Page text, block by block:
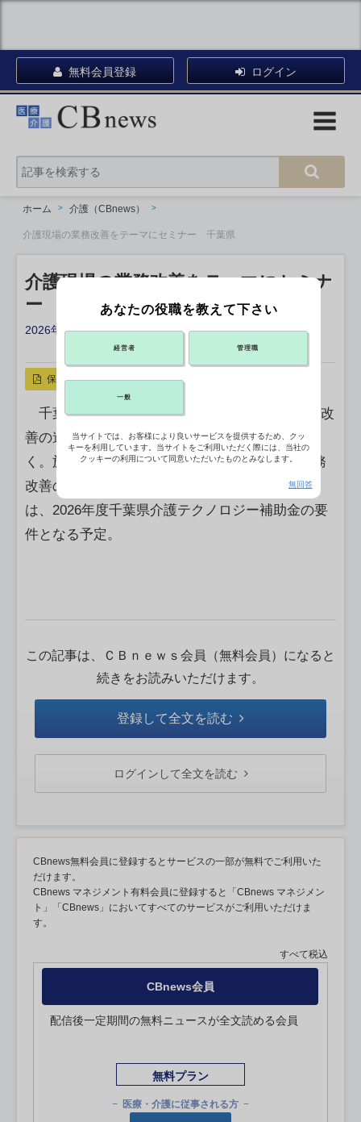
無料会員登録 ログイン
ホーム 介護（CBnews）
介護現場の業務改善をテーマにセミナー 千葉県
介護現場の業務改善をテーマにセミナ
ー 千葉県
2026年05月18日 17:40
リンクをコピー X ポスト
保存
千葉県は26日午後3時から、介護現場での業務改
善の進め方をテーマにオンラインセミナーを開
く。施設系・在宅系それぞれで実施している業務
改善の取り組みの紹介もある。セミナーの受講
は、2026年度千葉県介護テクノロジー補助金の要
件となる予定。
この記事は、ＣＢｎｅｗｓ会員（無料会員）になると
続きをお読みいただけます。
登録して全文を読む
ログインして全文を読む
CBnews無料会員に登録するとサービスの一部が無料でご利用いた
だけます。
CBnews マネジメント有料会員に登録すると「CBnews マネジメン
ト」「CBnews」においてすべてのサービスがご利用いただけま
す。
すべて税込
CBnews会員
配信後一定期間の無料ニュースが全文読める会員
無料プラン
医療・介護に従事される方
あなたの役職を教えて下さい
経営者 管理職
一般
当サイトでは、お客様により良いサービスを提供するため、クッ
キーを利用しています。当サイトをご利用いただく際には、当社の
クッキーの利用について同意いただいたものとみなします。
無回答